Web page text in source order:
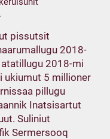
pissutsit
2018-
2018-mi
ukiumut 5 millioner
pillugu
Inatsisartut
Suliniut
Sermersooq